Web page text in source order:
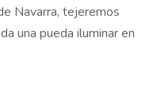
Navarra, tejeremos
una pueda iluminar en